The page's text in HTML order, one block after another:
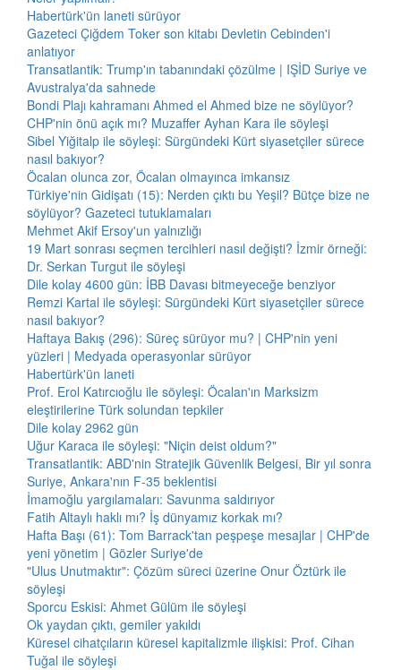
Habertürk'ün laneti sürüyor
Gazeteci Çiğdem Toker son kitabı Devletin Cebinden'i
anlatıyor
Transatlantik: Trump'ın tabanındaki çözülme | IŞİD Suriye ve
Avustralya'da sahnede
Bondi Plajı kahramanı Ahmed el Ahmed bize ne söylüyor?
CHP'nin önü açık mı? Muzaffer Ayhan Kara ile söyleşi
Sibel Yiğitalp ile söyleşi: Sürgündeki Kürt siyasetçiler sürece
nasıl bakıyor?
Öcalan olunca zor, Öcalan olmayınca imkansız
Türkiye'nin Gidişatı (15): Nerden çıktı bu Yeşil? Bütçe bize ne
söylüyor? Gazeteci tutuklamaları
Mehmet Akif Ersoy'un yalnızlığı
19 Mart sonrası seçmen tercihleri nasıl değişti? İzmir örneği:
Dr. Serkan Turgut ile söyleşi
Dile kolay 4600 gün: İBB Davası bitmeyeceğe benziyor
Remzi Kartal ile söyleşi: Sürgündeki Kürt siyasetçiler sürece
nasıl bakıyor?
Haftaya Bakış (296): Süreç sürüyor mu? | CHP'nin yeni
yüzleri | Medyada operasyonlar sürüyor
Habertürk'ün laneti
Prof. Erol Katırcıoğlu ile söyleşi: Öcalan'ın Marksizm
eleştirilerine Türk solundan tepkiler
Dile kolay 2962 gün
Uğur Karaca ile söyleşi: "Niçin deist oldum?"
Transatlantik: ABD'nin Stratejik Güvenlik Belgesi, Bir yıl sonra
Suriye, Ankara'nın F-35 beklentisi
İmamoğlu yargılamaları: Savunma saldırıyor
Fatih Altaylı haklı mı? İş dünyamız korkak mı?
Hafta Başı (61): Tom Barrack'tan peşpeşe mesajlar | CHP'de
yeni yönetim | Gözler Suriye'de
"Ulus Unutmaktır": Çözüm süreci üzerine Onur Öztürk ile
söyleşi
Sporcu Eskisi: Ahmet Gülüm ile söyleşi
Ok yaydan çıktı, gemiler yakıldı
Küresel cihatçıların küresel kapitalizmle ilişkisi: Prof. Cihan
Tuğal ile söyleşi